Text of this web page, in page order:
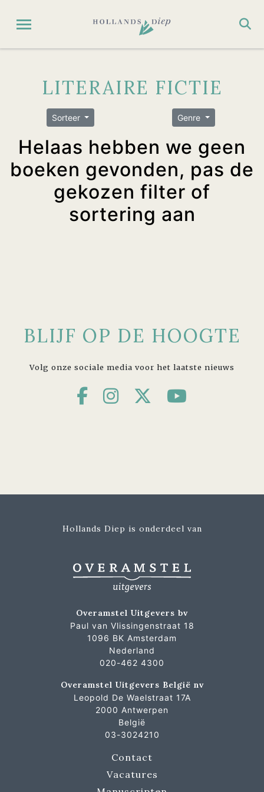
LITERAIRE FICTIE
Sorteer Genre
Helaas hebben we geen
boeken gevonden, pas de
gekozen filter of
sortering aan
BLIJF OP DE HOOGTE
Volg onze sociale media voor het laatste nieuws
Hollands Diep is onderdeel van
Overamstel Uitgevers bv
Paul van Vlissingenstraat 18
1096 BK Amsterdam
Nederland
020-462 4300
Overamstel Uitgevers België nv
Leopold De Waelstraat 17A
2000 Antwerpen
België
03-3024210
Contact
Vacatures